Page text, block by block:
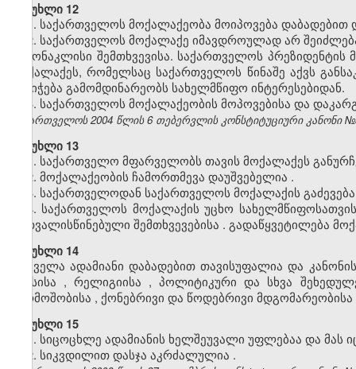
მუხლი 12
1. საქართველოს მოქალაქეობა მოიპოვება დაბადებით
2. საქართველოს მოქალაქე იმავდროულად არ
გამონაკლისი შემთხვევისა. საქართველოს
მოქალაქეს, რომელსაც საქართველოს წინაშე აქვს
მინიჭება გამომდინარეობს სახელმწიფო ინტერესებიდან.
3. საქართველოს მოქალაქეობის მოპოვებისა და
საქართველოს 2004 წლის 6 თებერვლის კონსტიტუციური კანონი
მუხლი 13
1. საქართველო მფარველობს თავის მოქალაქეს
2. მოქალაქეობის ჩამორთმევა დაუშვებელია .
3. საქართველოდან საქართველოს მოქალაქის გაძევება
4. საქართველოს მოქალაქის უცხო სახელმწიფოსათვის
გათვალისწინებული შემთხვევებისა . გადაწყვეტილება
მუხლი 14
ყველა ადამიანი დაბადებით თავისუფალია და კანონის
სქესისა ,რელიგიისა ,პოლიტიკური და სხვა
წარმოშობისა , ქონებრივი და წოდებრივი მდგომარეობისა
მუხლი 15
1. სიცოცხლე ადამიანის ხელშეუვალი უფლებაა და მას
2. სიკვდილითდასჯა აკრძალულია .